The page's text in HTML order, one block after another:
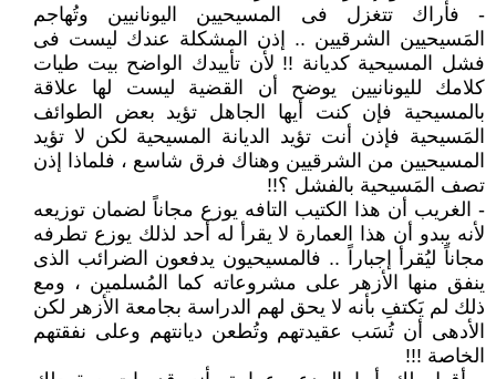
- فأراك تتغزل فى المسيحيين اليونانيين وتُهاجم
المَسيحيين الشرقيين .. إذن المشكلة عندك ليست فى
فشل المسيحية كديانة !! لأن تأييدك الواضح بيت طيات
كلامك لليونانيين يوضح أن القضية ليست لها علاقة
بالمسيحية فإن كنت أيها الجاهل تؤيد بعض الطوائف
المَسيحية فإذن أنت تؤيد الديانة المسيحية لكن لا تؤيد
المسيحيين من الشرقيين وهناك فرق شاسع ، فلماذا إذن
تصف المَسيحية بالفشل ؟!!
- الغريب أن هذا الكتيب التافه يوزع مجاناً لضمان توزيعه
لأنه يبدو أن هذا العمارة لا يقرأ له أحد لذلك يوزع تطرفه
مجاناً ليُقرأ إجباراً .. فالمسيحيون يدفعون الضرائب الذى
ينفق منها الأزهر على مشروعاته كما المُسلمين ، ومع
ذلك لم يَكتفِ بأنه لا يحق لهم الدراسة بجامعة الأزهر لكن
الأدهى أن تُسَب عقيدتهم وتُطعن ديانتهم وعلى نفقتهم
الخاصة !!!